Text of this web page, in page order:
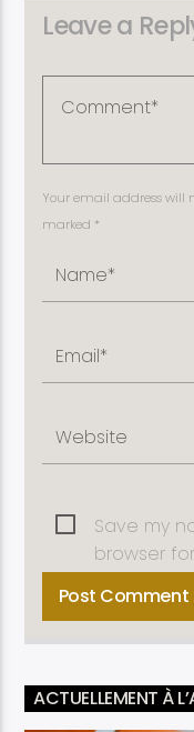
Leave a
Your email address will
marked *
Save my
browser
ACTUELLEMENT À